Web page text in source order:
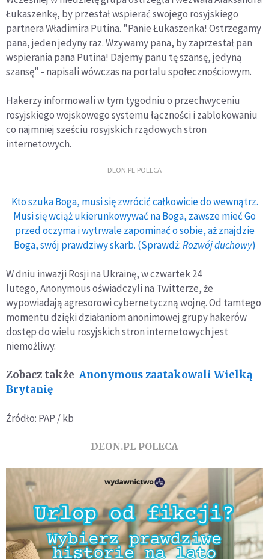
Łukaszenkę, by przestał wspierać swojego rosyjskiego
partnera Władimira Putina. "Panie Łukaszenka! Ostrzegamy
pana, jeden jedyny raz. Wzywamy pana, by zaprzestał pan
wspierania pana Putina! Dajemy panu tę szansę, jedyną
szansę" - napisali wówczas na portalu społecznościowym.
Hakerzy informowali w tym tygodniu o przechwyceniu
rosyjskiego wojskowego systemu łączności i zablokowaniu
co najmniej sześciu rosyjskich rządowych stron
internetowych.
DEON.PL POLECA
Kto szuka Boga, musi się zwrócić całkowicie do wewnątrz.
Musi się wciąż ukierunkowywać na Boga, zawsze mieć Go
przed oczyma i wytrwale zapominać o sobie, aż znajdzie
Boga, swój prawdziwy skarb. (Sprawdź:Rozwój duchowy)
W dniu inwazji Rosji na Ukrainę, w czwartek 24
lutego, Anonymous oświadczyli na Twitterze, że
wypowiadają agresorowi cybernetyczną wojnę. Od tamtego
momentu dzięki działaniom anonimowej grupy hakerów
dostęp do wielu rosyjskich stron internetowych jest
niemożliwy.
Zobacz także Anonymous zaatakowali Wielką
Brytanię
Źródło: PAP / kb
DEON.PL POLECA